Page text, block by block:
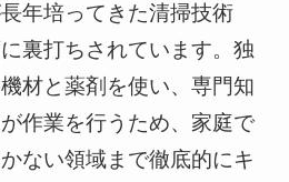
年培ってきた清掃技術
裏打ちされています。独
材と薬剤を使い、専門知
作業を行うため、家庭で
ない領域まで徹底的にキ